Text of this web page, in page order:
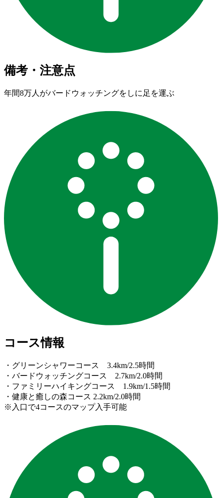
備考・注意点
年間8万人がバードウォッチングをしに足を運ぶ
コース情報
・グリーンシャワーコース 3.4km/2.5時間
・バードウォッチングコース 2.7km/2.0時間
・ファミリーハイキングコース 1.9km/1.5時間
・健康と癒しの森コース 2.2km/2.0時間
※入口で4コースのマップ入手可能